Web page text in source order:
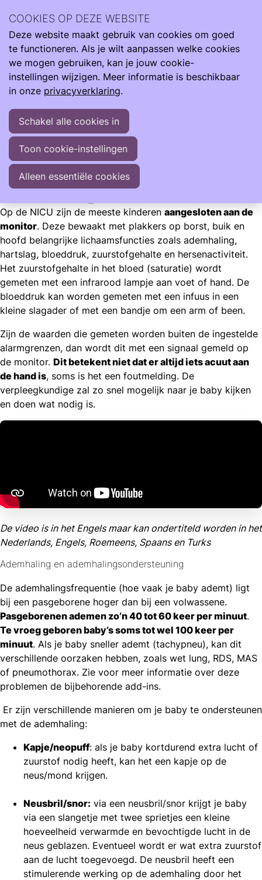
Zoeken
om je te ondersteunen als je kind te vroeg, te licht en ziek
geboren wordt.
Neonatologie Je baby op de NICU
Je baby op de NICU
Baby's kunnen om verschillende redenen worden
opgenomen op de Neonatale Intensive Care (NICU).
Sommigen zijn te vroeg geboren, anderen zijn op tijd
geboren, maar hebben wel intensieve zorg nodig.
Sophie van der Schoor
Op de NICU zijn de meeste kinderen aangesloten aan de
monitor. Deze bewaakt met plakkers op borst, buik en
hoofd belangrijke lichaamsfuncties zoals ademhaling,
hartslag, bloeddruk, zuurstofgehalte en hersenactiviteit.
Het zuurstofgehalte in het bloed (saturatie) wordt
gemeten met een infrarood lampje aan voet of hand. De
bloeddruk kan worden gemeten met een infuus in een
kleine slagader of met een bandje om een arm of been.
Zijn de waarden die gemeten worden buiten de ingestelde
alarmgrenzen, dan wordt dit met een signaal gemeld op
de monitor. Dit betekent niet dat er altijd iets acuut aan
de hand is, soms is het een foutmelding. De
verpleegkundige zal zo snel mogelijk naar je baby kijken
en doen wat nodig is.
De video is in het Engels maar kan ondertiteld worden in het
Nederlands, Engels, Roemeens, Spaans en Turks
Ademhaling en ademhalingsondersteuning
De ademhalingsfrequentie (hoe vaak je baby ademt) ligt
bij een pasgeborene hoger dan bij een volwassene.
Pasgeborenen ademen zo’n 40 tot 60 keer per minuut.
Te vroeg geboren baby’s soms tot wel 100 keer per
minuut. Als je baby sneller ademt (tachypneu), kan dit
verschillende oorzaken hebben, zoals wet lung, RDS, MAS
of pneumothorax. Zie voor meer informatie over deze
problemen de bijbehorende add-ins.
Er zijn verschillende manieren om je baby te ondersteunen
met de ademhaling:
Kapje/neopuff: als je baby kortdurend extra lucht of
zuurstof nodig heeft, kan het een kapje op de
neus/mond krijgen.
Neusbril/snor: via een neusbril/snor krijgt je baby
via een slangetje met twee sprietjes een kleine
hoeveelheid verwarmde en bevochtigde lucht in de
neus geblazen. Eventueel wordt er wat extra zuurstof
aan de lucht toegevoegd. De neusbril heeft een
stimulerende werking op de ademhaling door het
COOKIES OP DEZE WEBSITE
Deze website maakt gebruik van cookies om goed
te functioneren. Als je wilt aanpassen welke cookies
we mogen gebruiken, kan je jouw cookie-
instellingen wijzigen. Meer informatie is beschikbaar
in onze privacyverklaring.
Schakel alle cookies in
Toon cookie-instellingen
Alleen essentiële cookies